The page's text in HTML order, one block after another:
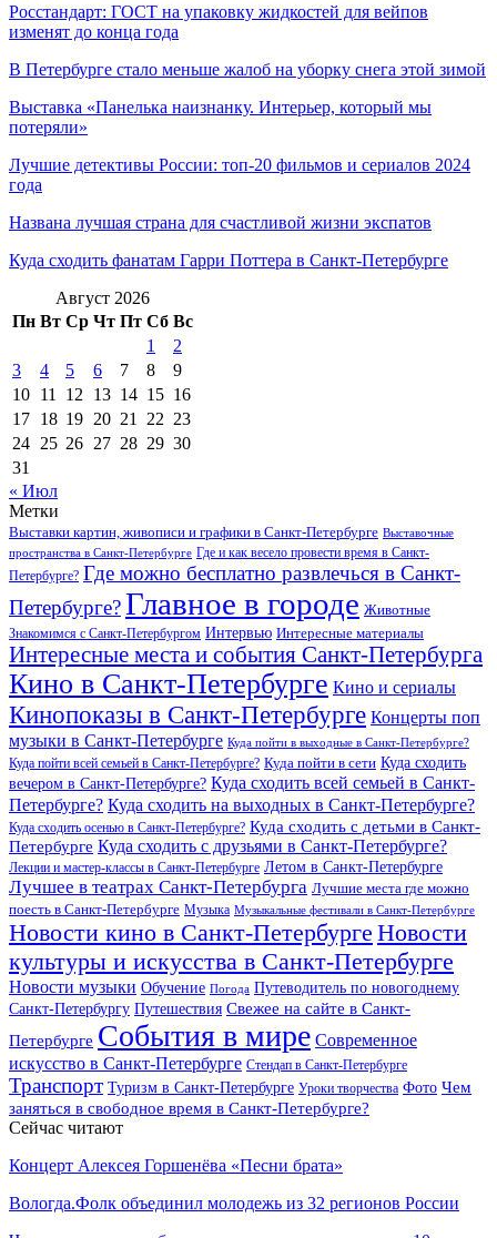
Росстандарт: ГОСТ на упаковку жидкостей для вейпов
изменят до конца года
В Петербурге стало меньше жалоб на уборку снега этой зимой
Выставка «Панелька наизнанку. Интерьер, который мы
потеряли»
Лучшие детективы России: топ-20 фильмов и сериалов 2024
года
Названа лучшая страна для счастливой жизни экспатов
Куда сходить фанатам Гарри Поттера в Санкт-Петербурге
Август 2026
Пн Вт Ср Чт Пт Сб Вс
1
2
3
4 5 6 7 8
9
10 11 12 13 14 15 16
17 18 19 20 21 22 23
24 25 26 27 28 29 30
31
« Июл
Метки
Выставки картин, живописи и графики в Санкт-Петербурге Выставочные
пространства в Санкт-Петербурге Где и как весело провести время в Санкт-
Петербурге? Где можно бесплатно развлечься в Санкт-
Петербурге?Главное в городе Животные
Знакомимся с Санкт-Петербургом Интервью Интересные материалы
Интересные места и события Санкт-Петербурга
Кино в Санкт-Петербурге Кино и сериалы
Кинопоказы в Санкт-Петербурге Концерты поп
музыки в Санкт-Петербурге Куда пойти в выходные в Санкт-Петербурге?
Куда пойти всей семьей в Санкт-Петербурге? Куда пойти в сети Куда сходить
вечером в Санкт-Петербурге? Куда сходить всей семьей в Санкт-
Петербурге? Куда сходить на выходных в Санкт-Петербурге?
Куда сходить осенью в Санкт-Петербурге? Куда сходить с детьми в Санкт-
Петербурге Куда сходить с друзьями в Санкт-Петербурге?
Лекции и мастер-классы в Санкт-Петербурге Летом в Санкт-Петербурге
Лучшее в театрах Санкт-Петербурга Лучшие места где можно
поесть в Санкт-Петербурге Музыка Музыкальные фестивали в Санкт-Петербурге
Новости кино в Санкт-Петербурге Новости
культуры и искусства в Санкт-Петербурге
Новости музыки Обучение Погода Путеводитель по новогоднему
Санкт-Петербургу Путешествия Свежее на сайте в Санкт-
Петербурге События в мире Современное
искусство в Санкт-Петербурге Стендап в Санкт-Петербурге
Транспорт Туризм в Санкт-Петербурге Уроки творчества Фото Чем
заняться в свободное время в Санкт-Петербурге?
Сейчас читают
Концерт Алексея Горшенёва «Песни брата»
Вологда.Фолк объединил молодежь из 32 регионов России